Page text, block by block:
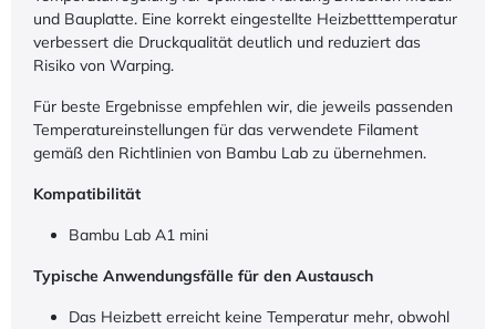
und Bauplatte. Eine korrekt eingestellte Heizbetttemperatur
verbessert die Druckqualität deutlich und reduziert das
Risiko von Warping.
Für beste Ergebnisse empfehlen wir, die jeweils passenden
Temperatureinstellungen für das verwendete Filament
gemäß den Richtlinien von Bambu Lab zu übernehmen.
Kompatibilität
Bambu Lab A1 mini
Typische Anwendungsfälle für den Austausch
Das Heizbett erreicht keine Temperatur mehr, obwohl